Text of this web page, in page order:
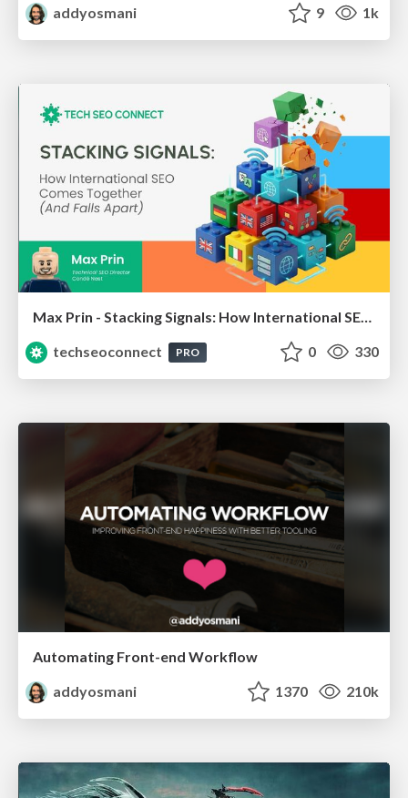
addyosmani
9 1k
Max Prin - Stacking Signals: How International SEO Comes Together (And Falls Apart)
techseoconnect
PRO 0 330
Automating Front-end Workflow
addyosmani
1370 210k